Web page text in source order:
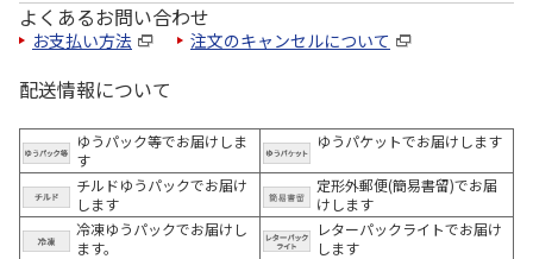
よくあるお問い合わせ
お支払い方法 注文のキャンセルについて
配送情報について
ゆうパック等でお届けしま
す
ゆうパケットでお届けします
チルドゆうパックでお届け
します
定形外郵便(簡易書留)でお届
けします
冷凍ゆうパックでお届けし
ます。
レターパックライトでお届け
します